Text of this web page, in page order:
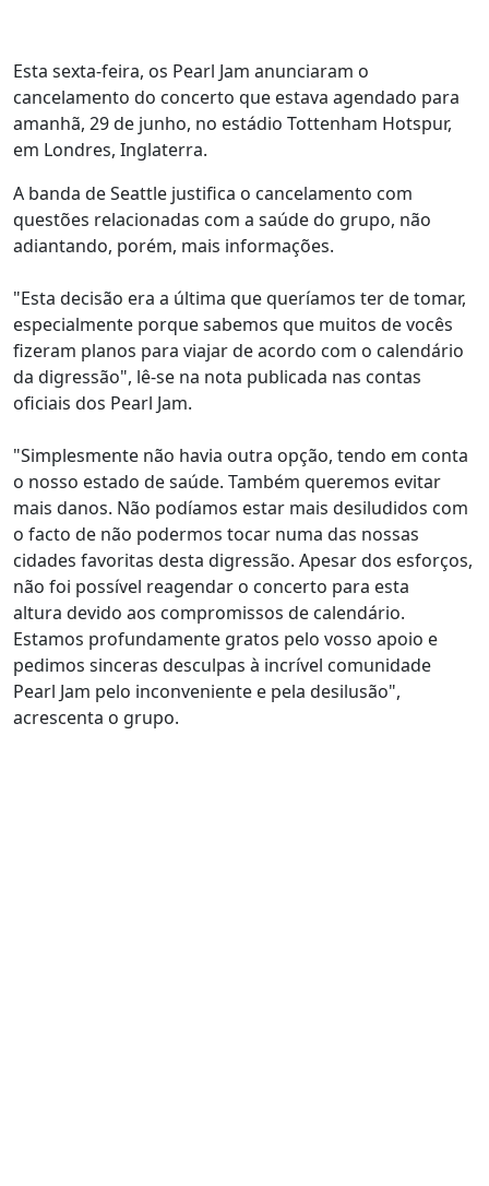
Esta sexta-feira, os Pearl Jam anunciaram o
cancelamento do concerto que estava agendado para
amanhã, 29 de junho, no estádio Tottenham Hotspur,
em Londres, Inglaterra.
A banda de Seattle justifica o cancelamento com
questões relacionadas com a saúde do grupo, não
adiantando, porém, mais informações.
"Esta decisão era a última que queríamos ter de tomar,
especialmente porque sabemos que muitos de vocês
fizeram planos para viajar de acordo com o calendário
da digressão", lê-se na nota publicada nas contas
oficiais dos Pearl Jam.
"Simplesmente não havia outra opção, tendo em conta
o nosso estado de saúde. Também queremos evitar
mais danos. Não podíamos estar mais desiludidos com
o facto de não podermos tocar numa das nossas
cidades favoritas desta digressão. Apesar dos esforços,
não foi possível reagendar o concerto para esta
altura devido aos compromissos de calendário.
Estamos profundamente gratos pelo vosso apoio e
pedimos sinceras desculpas à incrível comunidade
Pearl Jam pelo inconveniente e pela desilusão",
acrescenta o grupo.